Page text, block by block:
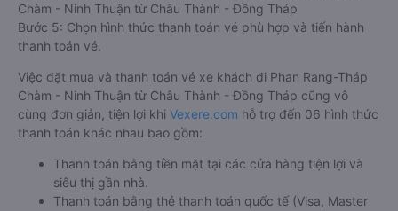
Chàm - Ninh Thuận từ Châu Thành - Đồng Tháp
Bước 5: Chọn hình thức thanh toán vé phù hợp và tiến hành
thanh toán vé.
Việc đặt mua và thanh toán vé xe khách đi Phan Rang-Tháp
Chàm - Ninh Thuận từ Châu Thành - Đồng Tháp cũng vô
cùng đơn giản, tiện lợi khi Vexere.com hỗ trợ đến 06 hình thức
thanh toán khác nhau bao gồm:
Thanh toán bằng tiền mặt tại các cửa hàng tiện lợi và
siêu thị gần nhà.
Thanh toán bằng thẻ thanh toán quốc tế (Visa, Master